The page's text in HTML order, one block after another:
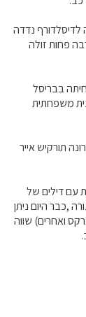
לדיסלדורף נדדה
פחות זולה
בבריסל
מכונית משפחתית
תורקיש אייר
עם דילים של
,כבר היום ניתן
ואחרים) שווה